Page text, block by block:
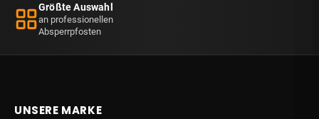
Größte Auswahl
an professionellen
Absperrpfosten
UNSERE MARKE